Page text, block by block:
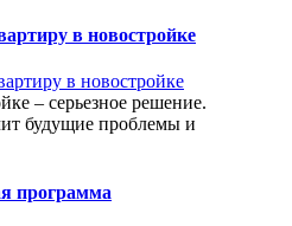
в новостройке
– серьезное решение.
будущие проблемы и
программа